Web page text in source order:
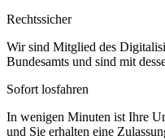
Rechtssicher
Wir sind Mitglied des
Bundesamts und sind mit
Sofort losfahren
In wenigen Minuten ist Ihre
und Sie erhalten eine